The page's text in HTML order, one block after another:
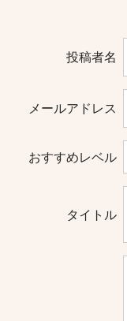
投稿者名
メールアドレス
おすすめレベル
タイトル